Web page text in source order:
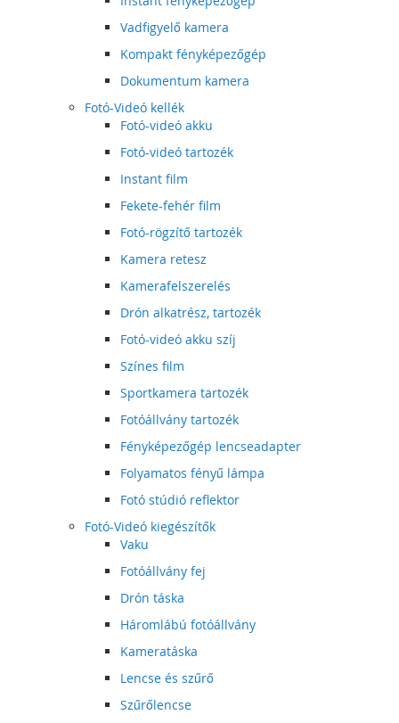
Vadfigyelő kamera
Kompakt fényképezőgép
Dokumentum kamera
Fotó-Videó kellék
Fotó-videó akku
Fotó-videó tartozék
Instant film
Fekete-fehér film
Fotó-rögzítő tartozék
Kamera retesz
Kamerafelszerelés
Drón alkatrész, tartozék
Fotó-videó akku szíj
Színes film
Sportkamera tartozék
Fotóállvány tartozék
Fényképezőgép lencseadapter
Folyamatos fényű lámpa
Fotó stúdió reflektor
Fotó-Videó kiegészítők
Vaku
Fotóállvány fej
Drón táska
Háromlábú fotóállvány
Kameratáska
Lencse és szűrő
Szűrőlencse